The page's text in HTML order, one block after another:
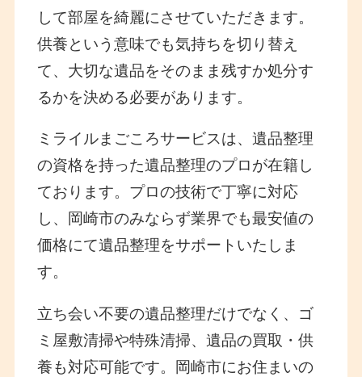
して部屋を綺麗にさせていただきます。
供養という意味でも気持ちを切り替え
て、大切な遺品をそのまま残すか処分す
るかを決める必要があります。
ミライルまごころサービスは、遺品整理
の資格を持った遺品整理のプロが在籍し
ております。プロの技術で丁寧に対応
し、岡崎市のみならず業界でも最安値の
価格にて遺品整理をサポートいたしま
す。
立ち会い不要の遺品整理だけでなく、ゴ
ミ屋敷清掃や特殊清掃、遺品の買取・供
養も対応可能です。岡崎市にお住まいの